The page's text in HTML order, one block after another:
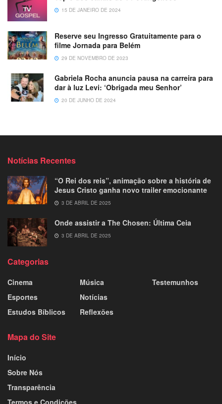
15 DE JANEIRO DE 2024
Reserve seu Ingresso Gratuitamente para o
filme Jornada para Belém
29 DE NOVEMBRO DE 2023
Gabriela Rocha anuncia pausa na carreira para
dar à luz Levi: ‘Obrigada meu Senhor’
20 DE JUNHO DE 2024
Notícias Recentes
“O Rei dos reis”, animação sobre a história de
Jesus Cristo ganha novo trailer emocionante
3 DE ABRIL DE 2025
Onde assistir a The Chosen: Última Ceia
3 DE ABRIL DE 2025
Categorias
Cinema
Esportes
Estudos Bíblicos
Música
Notícias
Reflexões
Testemunhos
Mapa do Site
Início
Sobre Nós
Transparência
Termos e Condições